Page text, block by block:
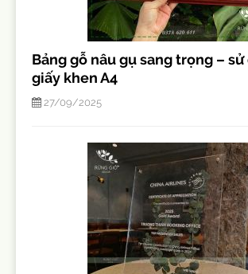
Bảng gỗ nâu gụ sang trọng –
giấy khen A4
27/09/2025